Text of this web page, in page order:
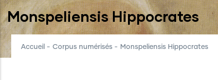
Monspeliensis Hippocrates
Accueil - Corpus numérisés - Monspeliensis Hippocrates